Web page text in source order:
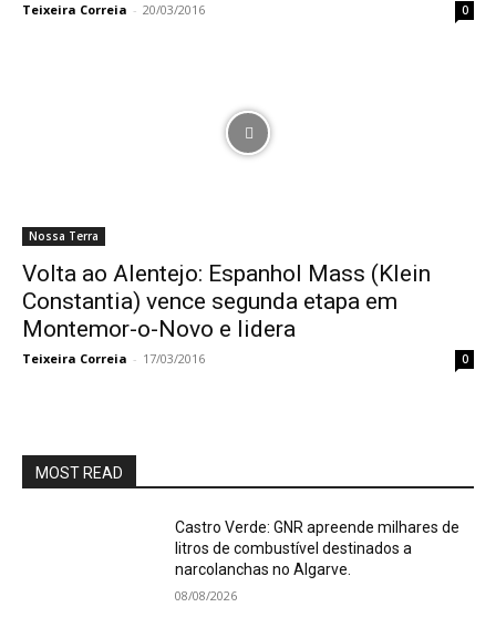
Teixeira Correia - 20/03/2016 0
Nossa Terra
Volta ao Alentejo: Espanhol Mass (Klein
Constantia) vence segunda etapa em
Montemor-o-Novo e lidera
Teixeira Correia - 17/03/2016 0
MOST READ
Castro Verde: GNR apreende milhares de
litros de combustível destinados a
narcolanchas no Algarve.
08/08/2026